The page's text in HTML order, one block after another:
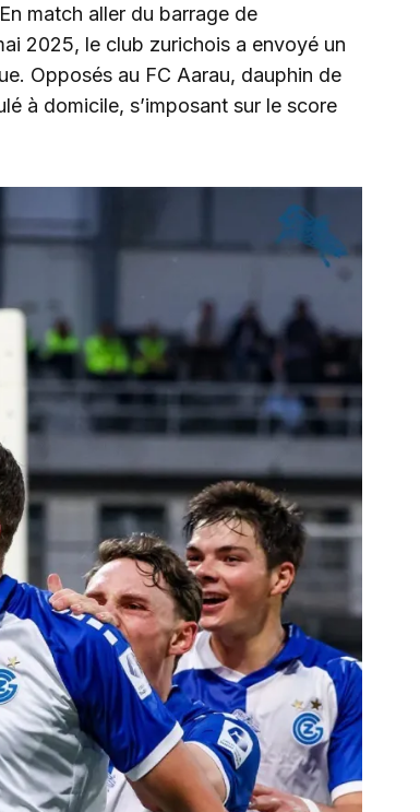
match aller du barrage de
2025, le club zurichois a envoyé un
Opposés au FC Aarau, dauphin de
à domicile, s’imposant sur le score